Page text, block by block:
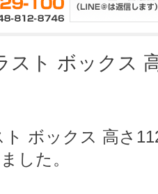
ト ボックス
ボックス 高さ
した。